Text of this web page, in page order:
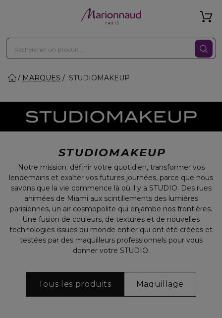
MARQUES STUDIOMAKEUP
STUDIOMAKEUP
Notre mission: définir votre quotidien, transformer vos
lendemains et exalter vos futures journées, parce que nous
savons que la vie commence là où il y a STUDIO. Des rues
animées de Miami aux scintillements des lumières
parisiennes, un air cosmopolite qui enjambe nos frontières.
Une fusion de couleurs, de textures et de nouvelles
technologies issues du monde entier qui ont été créées et
testées par des maquilleurs professionnels pour vous
donner votre STUDIO.
Tous les produits Maquillage